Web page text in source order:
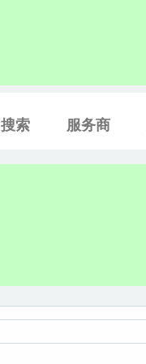
搜索 服务商